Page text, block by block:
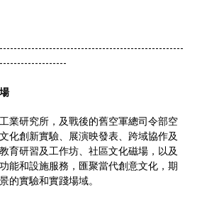
業研究所，及戰後的舊空軍總司令部空
化創新實驗、展演映發表、跨域協作及
育研習及工作坊、社區文化磁場，以及
能和設施服務，匯聚當代創意文化，期
的實驗和實踐場域。